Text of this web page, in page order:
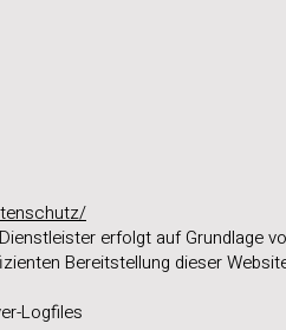
erfolgt auf Grundlage
Bereitstellung dieser
Logfiles